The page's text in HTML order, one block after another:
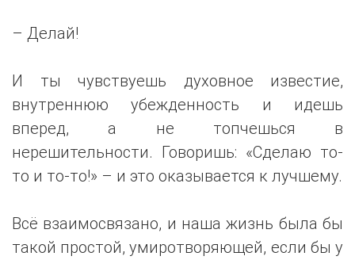
– Делай!
И ты чувствуешь духовное известие,
внутреннюю убежденность и идешь
вперед, а не топчешься в
нерешительности. Говоришь: «Сделаю то-
то и то-то!» – и это оказывается к лучшему.
Всё взаимосвязано, и наша жизнь была бы
такой простой, умиротворяющей, если бы у